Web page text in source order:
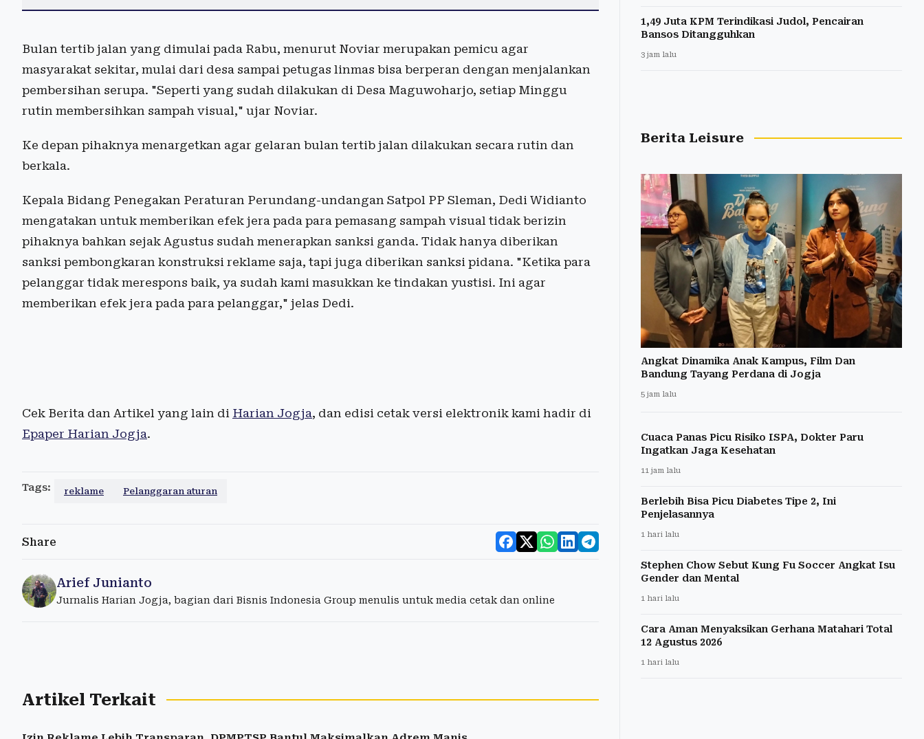
Bulan tertib jalan yang dimulai pada Rabu, menurut Noviar merupakan pemicu agar
masyarakat sekitar, mulai dari desa sampai petugas linmas bisa berperan dengan menjalankan
pembersihan serupa. "Seperti yang sudah dilakukan di Desa Maguwoharjo, setiap Minggu
rutin membersihkan sampah visual," ujar Noviar.
Ke depan pihaknya menargetkan agar gelaran bulan tertib jalan dilakukan secara rutin dan
berkala.
Kepala Bidang Penegakan Peraturan Perundang-undangan Satpol PP Sleman, Dedi Widianto
mengatakan untuk memberikan efek jera pada para pemasang sampah visual tidak berizin
pihaknya bahkan sejak Agustus sudah menerapkan sanksi ganda. Tidak hanya diberikan
sanksi pembongkaran konstruksi reklame saja, tapi juga diberikan sanksi pidana. "Ketika para
pelanggar tidak merespons baik, ya sudah kami masukkan ke tindakan yustisi. Ini agar
memberikan efek jera pada para pelanggar," jelas Dedi.
Cek Berita dan Artikel yang lain di Harian Jogja, dan edisi cetak versi elektronik kami hadir di
Epaper Harian Jogja.
Tags: reklame Pelanggaran aturan
Share
Arief Junianto
Jurnalis Harian Jogja, bagian dari Bisnis Indonesia Group menulis untuk media cetak dan online
Artikel Terkait
1,49 Juta KPM Terindikasi Judol, Pencairan
Bansos Ditangguhkan
3 jam lalu
Berita Leisure
Angkat Dinamika Anak Kampus, Film Dan
Bandung Tayang Perdana di Jogja
5 jam lalu
Cuaca Panas Picu Risiko ISPA, Dokter Paru
Ingatkan Jaga Kesehatan
11 jam lalu
Berlebih Bisa Picu Diabetes Tipe 2, Ini
Penjelasannya
1 hari lalu
Stephen Chow Sebut Kung Fu Soccer Angkat Isu
Gender dan Mental
1 hari lalu
Cara Aman Menyaksikan Gerhana Matahari Total
12 Agustus 2026
1 hari lalu